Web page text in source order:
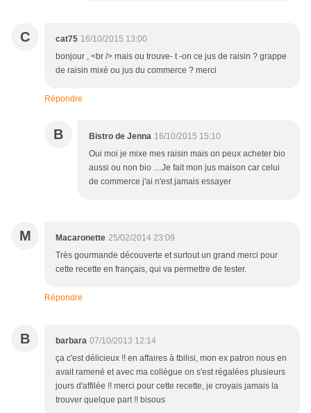
C cat75 16/10/2015 13:00
bonjour , <br /> mais ou trouve- t -on ce jus de raisin ? grappe
de raisin mixé ou jus du commerce ? merci
Répondre
B Bistro de Jenna 16/10/2015 15:10
Oui moi je mixe mes raisin mais on peux acheter bio
aussi ou non bio ....Je fait mon jus maison car celui
de commerce j'ai n'est jamais essayer
M Macaronette 25/02/2014 23:09
Très gourmande découverte et surtout un grand merci pour
cette recette en français, qui va permettre de tester.
Répondre
B barbara 07/10/2013 12:14
ça c'est délicieux !! en affaires à tbilisi, mon ex patron nous en
avait ramené et avec ma collègue on s'est régalées plusieurs
jours d'affilée !! merci pour cette recette, je croyais jamais la
trouver quelque part !! bisous